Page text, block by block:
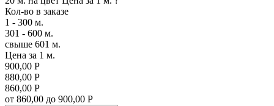
Кол-во в заказе
1 - 300 м.
301 - 600 м.
свыше 601 м.
Цена за 1 м.
900,00 Р
880,00 Р
860,00 Р
от 860,00 до 900,00 Р